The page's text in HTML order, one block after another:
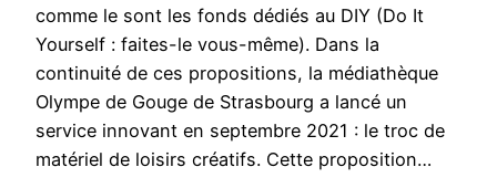
comme le sont les fonds dédiés au DIY (Do It
Yourself : faites-le vous-même). Dans la
continuité de ces propositions, la médiathèque
Olympe de Gouge de Strasbourg a lancé un
service innovant en septembre 2021 : le troc de
matériel de loisirs créatifs. Cette proposition…